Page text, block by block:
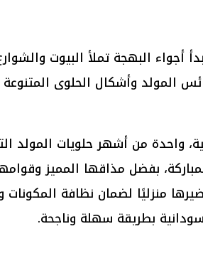
أجواء البهجة تملأ البيوت
المولد وأشكال الحلوى المتنوعة
واحدة من أشهر حلويات المولد
بفضل مذاقها المميز
منزليًا لضمان نظافة المكونات
بطريقة سهلة وناجحة.